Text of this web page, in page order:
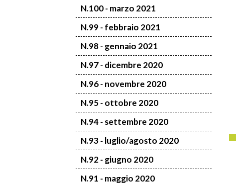
N.100 - marzo 2021
N.99 - febbraio 2021
N.98 - gennaio 2021
N.97 - dicembre 2020
N.96 - novembre 2020
N.95 - ottobre 2020
N.94 - settembre 2020
N.93 - luglio/agosto 2020
N.92 - giugno 2020
N.91 - maggio 2020